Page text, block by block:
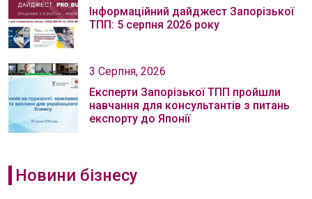
Інформаційний дайджест Запорізької
ТПП: 5 серпня 2026 року
3 Серпня, 2026
Експерти Запорізької ТПП пройшли
навчання для консультантів з питань
експорту до Японії
Новини бізнесу